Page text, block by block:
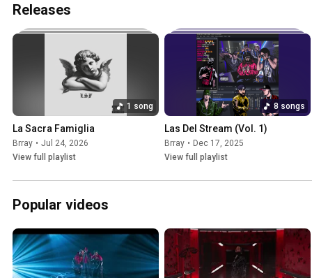
Releases
1 song
La Sacra Famiglia
Brray • Jul 24, 2026
View full playlist
8 songs
Las Del Stream (Vol. 1)
Brray • Dec 17, 2025
View full playlist
Popular videos